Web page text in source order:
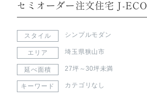
セミオーダー注文住宅 J-ECO
スタイル シンプルモダン
エリア 埼玉県狭山市
延べ面積 27坪～30坪未満
キーワード カテゴリなし